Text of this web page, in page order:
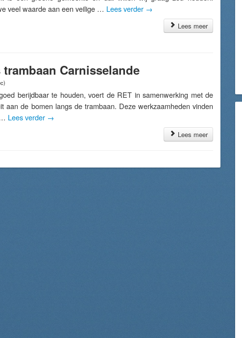
veel waarde aan een veilige … Lees verder →
Lees meer
Carnisselande
berijdbaar te houden, voert de RET in samenwerking met de
aan de bomen langs de trambaan. Deze werkzaamheden vinden
Lees verder →
Lees meer